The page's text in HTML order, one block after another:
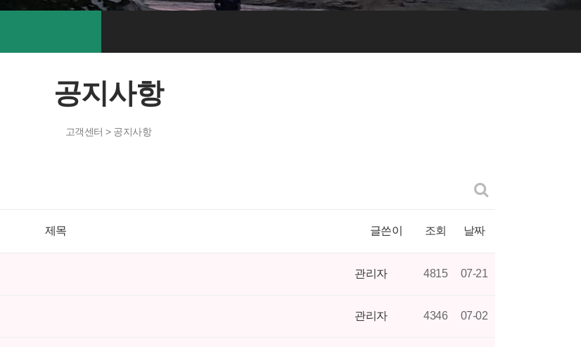
공지사항
고객센터 > 공지사항
제목 글쓴이 조회 날짜
관리자 4815 07-21
관리자 4346 07-02